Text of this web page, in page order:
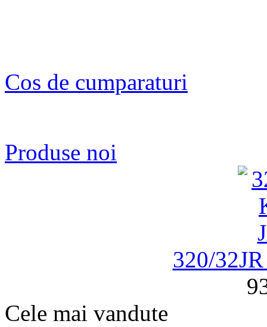
Cos de cumparaturi
Produse noi
320/
Cele mai vandute